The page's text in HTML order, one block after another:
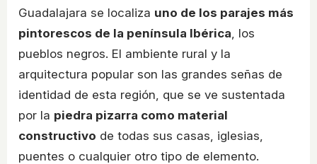
Guadalajara se localiza uno de los parajes más
pintorescos de la península Ibérica , los
pueblos negros. El ambiente rural y la
arquitectura popular son las grandes señas de
identidad de esta región, que se ve sustentada
por la piedra pizarra como material
constructivo de todas sus casas, iglesias,
puentes o cualquier otro tipo de elemento.